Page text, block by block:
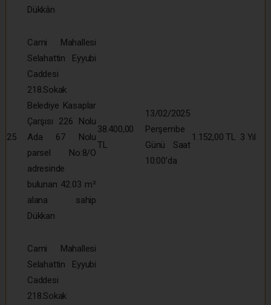
Dükkân
25
Cami Mahallesi
Selahattin Eyyubi
Caddesi
218.Sokak
Belediye Kasaplar
Çarşısı 226 Nolu
Ada 67 Nolu
parsel No:8/O
adresinde
bulunan 42.03 m²
alana sahip
Dükkan
38.400,00
TL
13/02/2025
Perşembe
Günü Saat
10:00’da
1.152,00 TL 3 Yıl
Cami Mahallesi
Selahattin Eyyubi
Caddesi
218.Sokak